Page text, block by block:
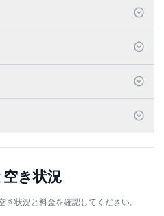
き状況
状況と料金を確認してください。